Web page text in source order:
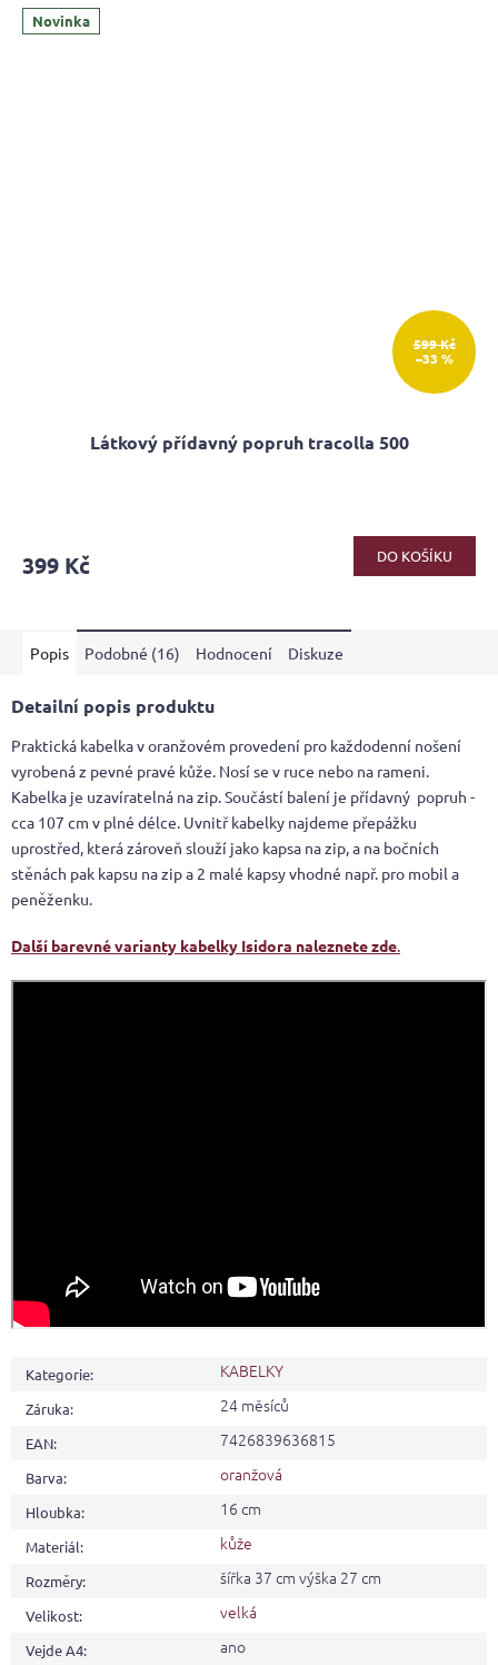
5
Novinka
599 Kč
–33 %
Látkový přídavný popruh tracolla 500
399 Kč DO KOŠÍKU
Popis Podobné (16) Hodnocení Diskuze
Detailní popis produktu
Praktická kabelka v oranžovém provedení pro každodenní nošení
vyrobená z pevné pravé kůže. Nosí se v ruce nebo na rameni.
Kabelka je uzavíratelná na zip. Součástí balení je přídavný popruh -
cca 107 cm v plné délce. Uvnitř kabelky najdeme přepážku
uprostřed, která zároveň slouží jako kapsa na zip, a na bočních
stěnách pak kapsu na zip a 2 malé kapsy vhodné např. pro mobil a
peněženku.
Další barevné varianty kabelky Isidora naleznete zde.
Kategorie: KABELKY
Záruka: 24 měsíců
EAN: 7426839636815
Barva: oranžová
Hloubka: 16 cm
Materiál: kůže
Rozměry: šířka 37 cm výška 27 cm
Velikost: velká
Vejde A4: ano